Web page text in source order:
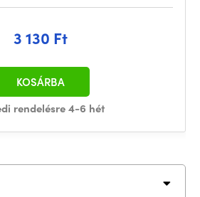
3 130 Ft
rendelésre 4-6 hét
KOSÁRBA